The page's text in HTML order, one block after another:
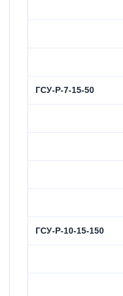
ГСУ-Р-7-15-50
ГСУ-Р-10-15-150